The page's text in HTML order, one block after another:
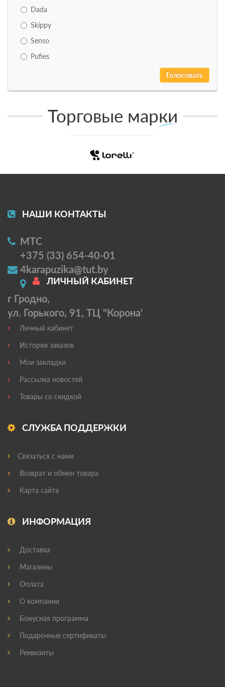
Dada
Skippy
Senso
Pufies
Торговые марки
НАШИ КОНТАКТЫ
МТС
+375 (33) 654-40-01
4karapuzika@tut.by
г Гродно,
ул. Горького, 91, ТЦ "Корона'
ЛИЧНЫЙ КАБИНЕТ
Личный кабинет
История заказов
Мои закладки
Рассылка новостей
Товары со скидкой
СЛУЖБА ПОДДЕРЖКИ
Связаться с нами
Возврат и обмен товара
Карта сайта
ИНФОРМАЦИЯ
Доставка
Магазины
Оплата
О компании
Бонусная программа
Подарочные сертификаты
Реквизиты